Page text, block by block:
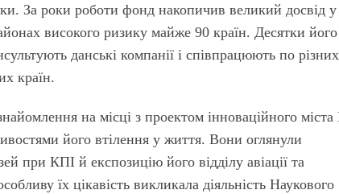
За роки роботи фонд накопичив великий досвід у
високого ризику майже 90 країн. Десятки його
данські компанії і співпрацюють по різних
країн.
на місці з проектом інноваційного
його втілення у життя. Вони оглянули
при КПІ й експозицію його відділу авіації та
їх цікавість викликала діяльність Наукового